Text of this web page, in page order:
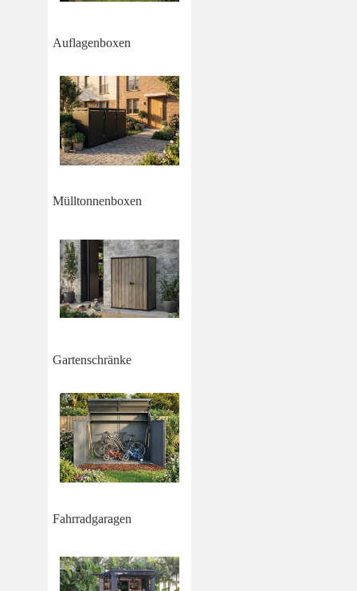
Auflagenboxen
Mülltonnenboxen
Gartenschränke
Fahrradgaragen